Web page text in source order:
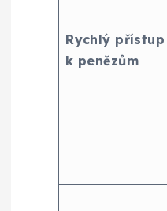
Rychlý přístup
k penězům